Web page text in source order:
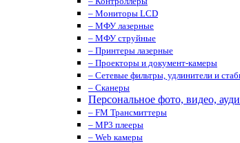
– Мониторы LCD
– МФУ лазерные
– МФУ струйные
– Принтеры лазерные
– Проекторы и документ-камеры
– Сетевые фильтры, удлинители и
– Сканеры
Персональное фото, видео,
– FM Трансмиттеры
– MP3 плееры
– Web камеры